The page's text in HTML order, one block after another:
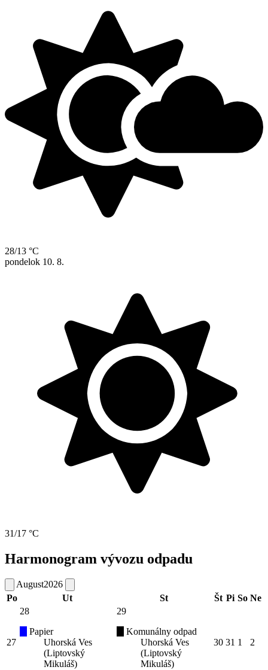
28/13 °C
pondelok 10. 8.
31/17 °C
Harmonogram vývozu odpadu
August2026
Po
Ut St Št Pi So Ne
27
28
Papier
Uhorská Ves
(Liptovský
Mikuláš)
29
Komunálny odpad
Uhorská Ves
(Liptovský
Mikuláš)
30 31 1 2